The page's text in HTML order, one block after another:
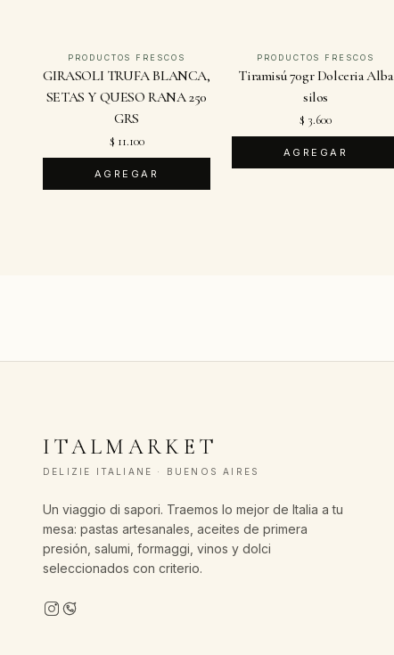
PRODUCTOS FRESCOS
GIRASOLI TRUFA BLANCA,
SETAS Y QUESO RANA 250
GRS
$ 11.100
AGREGAR
PRODUCTOS FRESCOS
Tiramisú 70gr Dolceria Alba
silos
$ 3.600
AGREGAR
ITALMARKET
DELIZIE ITALIANE · BUENOS AIRES
Un viaggio di sapori. Traemos lo mejor de Italia a tu
mesa: pastas artesanales, aceites de primera
presión, salumi, formaggi, vinos y dolci
seleccionados con criterio.